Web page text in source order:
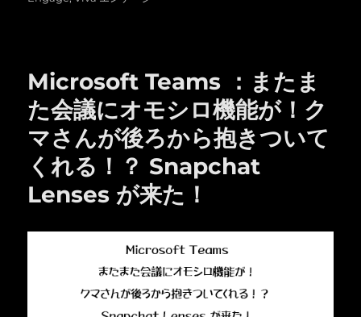
Microsoft Teams ：またま
た会議にオモシロ機能が！ク
マさんが後ろから抱きついて
くれる！？ Snapchat
Lenses が来た！